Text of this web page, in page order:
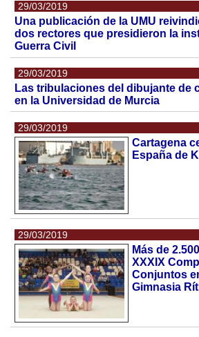
29/03/2019
Una publicación de la UMU
dos rectores que presidieron la
Guerra Civil
29/03/2019
Las tribulaciones del dibujante de
en la Universidad de Murcia
29/03/2019
Cartagena
España de
29/03/2019
Más de
XXXIX
Conjuntos
Gimnasia